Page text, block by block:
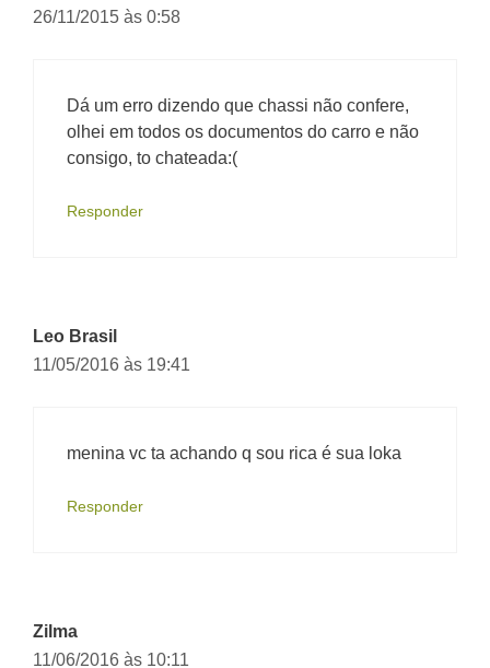
26/11/2015 às 0:58
Dá um erro dizendo que chassi não confere,
olhei em todos os documentos do carro e não
consigo, to chateada:(
Responder
Leo Brasil
11/05/2016 às 19:41
menina vc ta achando q sou rica é sua loka
Responder
Zilma
11/06/2016 às 10:11